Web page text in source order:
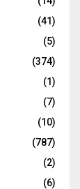
(41)
(5)
(374)
(1)
(7)
(10)
(787)
(2)
(6)